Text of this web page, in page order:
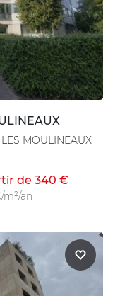
MOULINEAUX
de 340 €
m²/an